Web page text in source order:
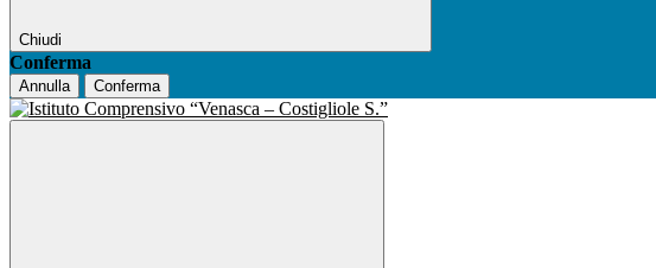
Chiudi
Conferma
Annulla Conferma